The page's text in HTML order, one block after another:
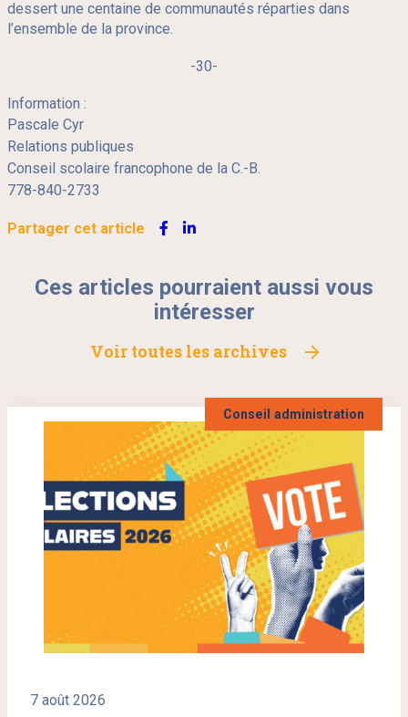
dessert une centaine de communautés réparties dans
l’ensemble de la province.
-30-
Information :
Pascale Cyr
Relations publiques
Conseil scolaire francophone de la C.-B.
778-840-2733
Partager cet article
Ces articles pourraient aussi vous
intéresser
Voir toutes les archives
Conseil administration
7 août 2026